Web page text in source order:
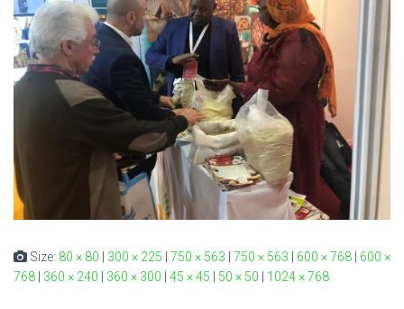
Size: 80 × 80 | 300 × 225 | 750 × 563 | 750 × 563 | 600 × 768 | 600 ×
768 | 360 × 240 | 360 × 300 | 45 × 45 | 50 × 50 | 1024 × 768